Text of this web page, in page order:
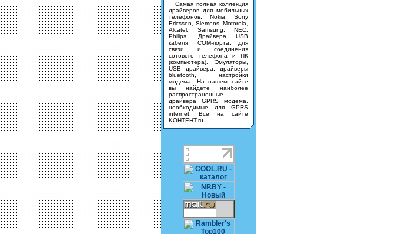
Самая полная коллекция
драйверов для мобильных
телефонов: Nokia, Sony
Ericsson, Siemens, Motorola,
Alcatel, Samsung, NEC,
Philips. Драйвера USB
кабеля, COM-порта, для
связи и соединения
сотового телефона и ПК
(компьютера). Эмуляторы,
USB драйвера, драйверы
bluetooth, настройки
модема. На нашем сайте
вы найдете наиболее
распространенные
драйвера GPRS модема,
необходимые для GPRS
internet. Все на сайте
KOHTEHT.ru